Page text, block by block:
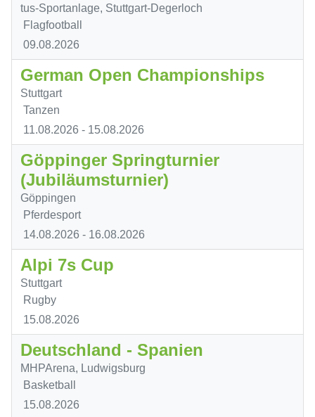
tus-Sportanlage, Stuttgart-Degerloch
Flagfootball
09.08.2026
German Open Championships
Stuttgart
Tanzen
11.08.2026 - 15.08.2026
Göppinger Springturnier
(Jubiläumsturnier)
Göppingen
Pferdesport
14.08.2026 - 16.08.2026
Alpi 7s Cup
Stuttgart
Rugby
15.08.2026
Deutschland - Spanien
MHPArena, Ludwigsburg
Basketball
15.08.2026